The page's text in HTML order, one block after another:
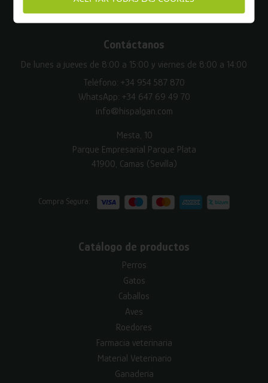
Contáctanos
De lunes a jueves de 8:00 a 15:00 y viernes de 8:00 a 14:00
Teléfono: +34 954 587 870
WhatsApp: +34 647 69 49 70
info@hispalgan.com
Mesta, 10
Parque Empresarial Parque Plata
41900, Camas (Sevilla)
Compra Segura:
Catálogo de productos
Perros
Gatos
Caballos
Aves
Roedores
Farmacia veterinaria
Material Veterinario
Ganadería